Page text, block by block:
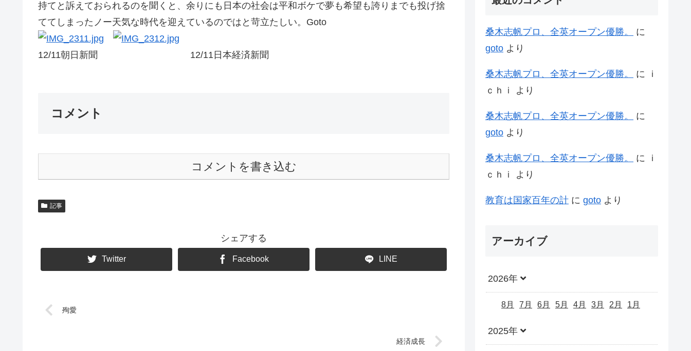
持てと訴えておられるのを聞くと、余りにも日本の社会は平和ボケで夢も希望も誇りまでも投げ捨
ててしまったノー天気な時代を迎えているのではと苛立たしい。Goto
12/11朝日新聞 12/11日本経済新聞
コメント
コメントを書き込む
記事
シェアする
Twitter Facebook LINE
殉愛
経済成長
桑木志帆プロ、全英オープン優勝。
に
goto より
桑木志帆プロ、全英オープン優勝。 に
ｉ
ｃｈｉ
より
桑木志帆プロ、全英オープン優勝。
に
goto より
桑木志帆プロ、全英オープン優勝。 に
ｉ
ｃｈｉ
より
教育は国家百年の計 に goto より
アーカイブ
2026年
8月 7月 6月 5月 4月 3月 2月 1月
2025年